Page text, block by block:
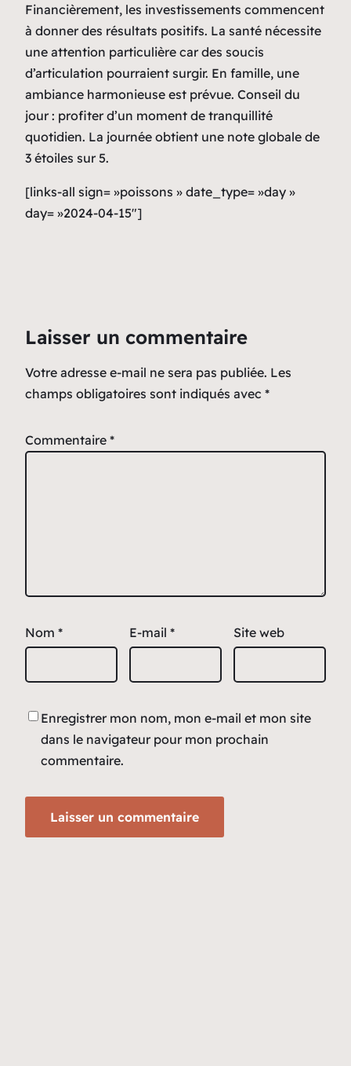
Financièrement, les investissements commencent
à donner des résultats positifs. La santé nécessite
une attention particulière car des soucis
d’articulation pourraient surgir. En famille, une
ambiance harmonieuse est prévue. Conseil du
jour : profiter d’un moment de tranquillité
quotidien. La journée obtient une note globale de
3 étoiles sur 5.
[links-all sign= »poissons » date_type= »day »
day= »2024-04-15″]
Laisser un commentaire
Votre adresse e-mail ne sera pas publiée. Les
champs obligatoires sont indiqués avec *
Commentaire *
Nom * E-mail * Site web
Enregistrer mon nom, mon e-mail et mon site
dans le navigateur pour mon prochain
commentaire.